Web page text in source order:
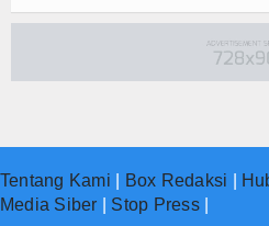
Tentang Kami Box Redaksi
Media Siber
Stop Press|